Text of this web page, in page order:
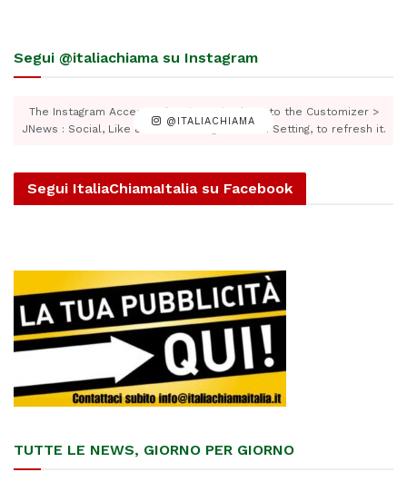
Segui @italiachiama su Instagram
@ITALIACHIAMA
The Instagram Access Token is expired, Go to the Customizer >
JNews : Social, Like & View > Instagram Feed Setting, to refresh it.
Segui ItaliaChiamaItalia su Facebook
TUTTE LE NEWS, GIORNO PER GIORNO